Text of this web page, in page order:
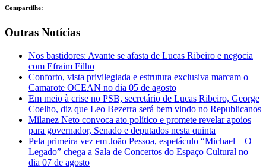
Compartilhe:
Outras Notícias
Nos bastidores: Avante se afasta de Lucas Ribeiro e negocia
com Efraim Filho
Conforto, vista privilegiada e estrutura exclusiva marcam o
Camarote OCEAN no dia 05 de agosto
Em meio à crise no PSB, secretário de Lucas Ribeiro, George
Coelho, diz que Leo Bezerra será bem vindo no Republicanos
Milanez Neto convoca ato político e promete revelar apoios
para governador, Senado e deputados nesta quinta
Pela primeira vez em João Pessoa, espetáculo “Michael – O
Legado” chega a Sala de Concertos do Espaço Cultural no
dia 07 de agosto